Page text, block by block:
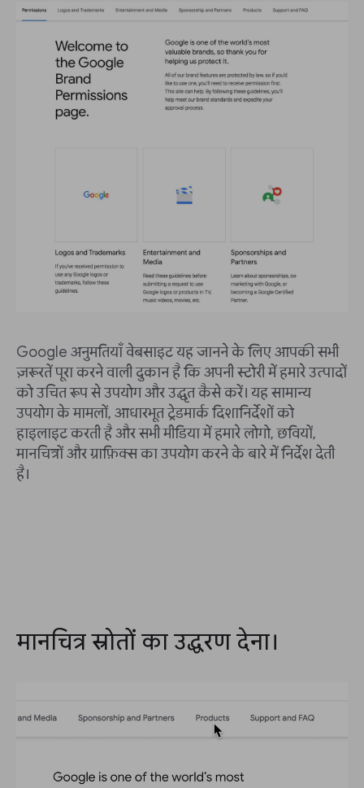
Google अनुमतियाँ वेबसाइट यह जानने के लिए आपकी सभी
ज़रूरतें पूरा करने वाली दुकान है कि अपनी स्टोरी में हमारे उत्पादों
को उचित रूप से उपयोग और उद्धृत कैसे करें। यह सामान्य
उपयोग के मामलों, आधारभूत ट्रेडमार्क दिशानिर्देशों को
हाइलाइट करती है और सभी मीडिया में हमारे लोगो, छवियों,
मानचित्रों और ग्राफ़िक्स का उपयोग करने के बारे में निर्देश देती
है।
मानचित्र स्रोतों का उद्धरण देना।